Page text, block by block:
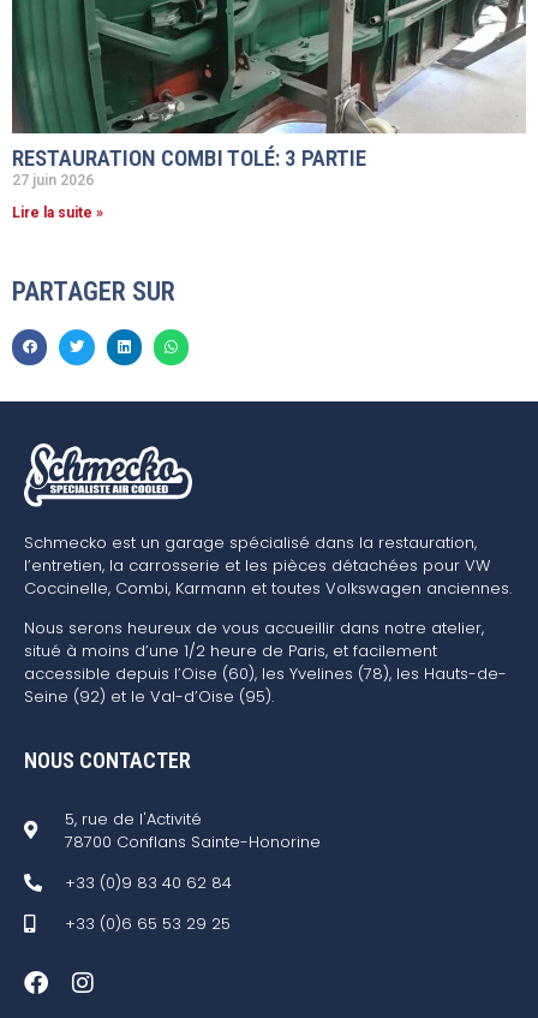
RESTAURATION COMBI TOLÉ: 3 PARTIE
27 juin 2026
Lire la suite »
PARTAGER SUR
Schmecko est un garage spécialisé dans la restauration,
l’entretien, la carrosserie et les pièces détachées pour VW
Coccinelle, Combi, Karmann et toutes Volkswagen anciennes.
Nous serons heureux de vous accueillir dans notre atelier,
situé à moins d’une 1/2 heure de Paris, et facilement
accessible depuis l’Oise (60), les Yvelines (78), les Hauts-de-
Seine (92) et le Val-d’Oise (95).
NOUS CONTACTER
5, rue de l'Activité
78700 Conflans Sainte-Honorine
+33 (0)9 83 40 62 84
+33 (0)6 65 53 29 25